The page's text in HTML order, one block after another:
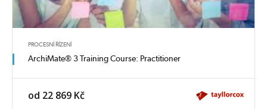
PROCESNÍ ŘÍZENÍ
ArchiMate® 3 Training Course: Practitioner
od 22 869 Kč